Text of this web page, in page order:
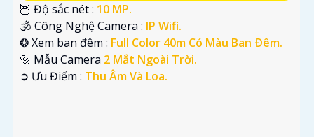
🦉 Độ sắc nét : 10 MP.
🕉️ Công Nghệ Camera : IP Wifi.
❂ Xem ban đêm : Full Color 40m Có Màu Ban Ðêm.
🔩 Mẫu Camera 2 Mắt Ngoài Trời.
️➲ Ưu Điểm : Thu Âm Và Loa.